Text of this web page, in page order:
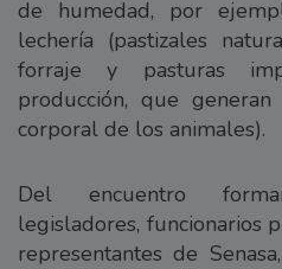
de humedad, por
lechería (pastizales
forraje y pasturas
producción, que
corporal de los animales).
Del encuentro
legisladores, funcionarios
representantes de